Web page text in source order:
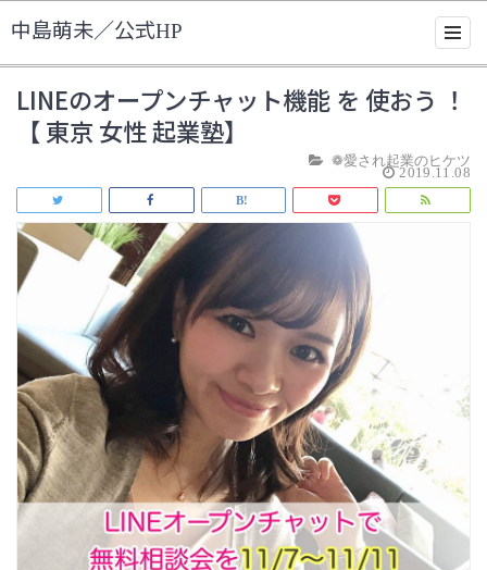
中島萌未／公式HP
LINEのオープンチャット機能 を 使おう ！
【 東京 女性 起業塾】
❁愛され起業のヒケツ
2019.11.08